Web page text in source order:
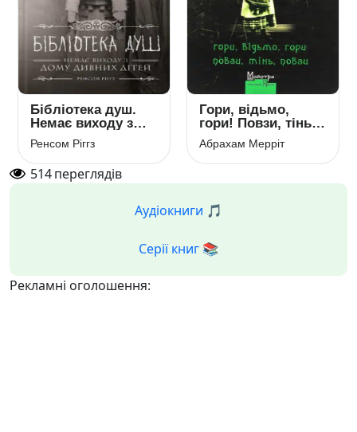
Бібліотека душ.
Немає виходу з
дому дивних
дітей. Книга 3
Ренсом Ріггз
Гори, відьмо,
гори! Повзи, тінь,
повзи!
Абрахам Мерріт
514переглядів
Аудіокниги 🎵
Серії книг 📚
Рекламні оголошення: